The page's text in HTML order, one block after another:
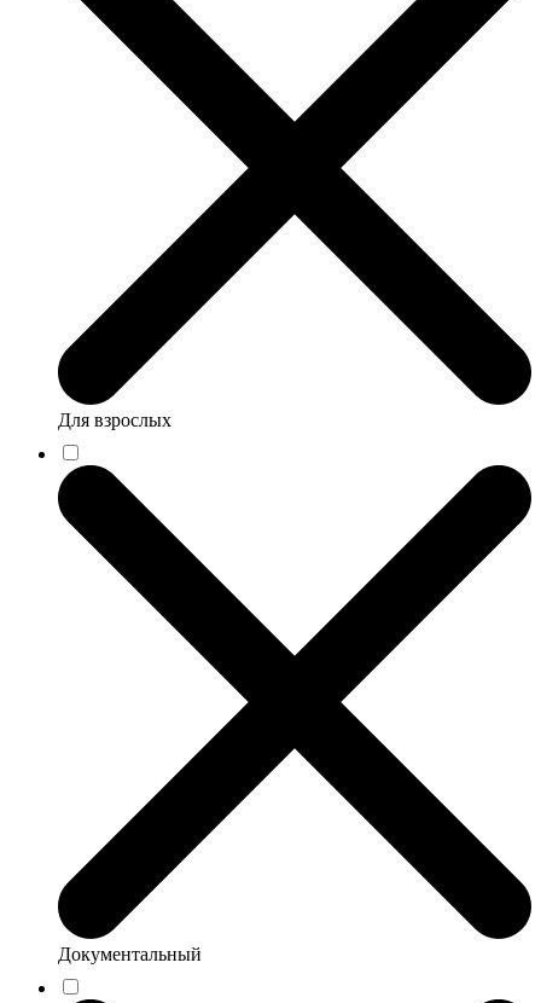
Для взрослых
Документальный